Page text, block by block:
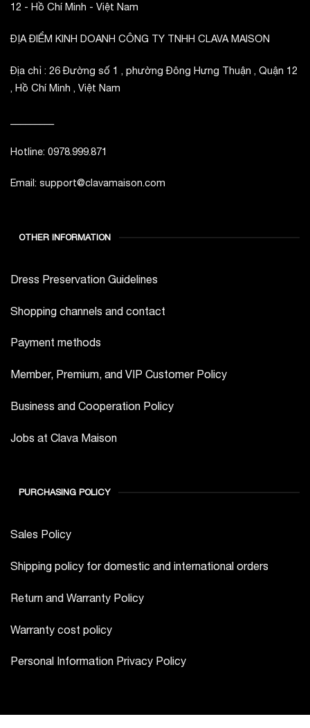
12 - Hồ Chí Minh - Việt Nam
ĐỊA ĐIỂM KINH DOANH CÔNG TY TNHH CLAVA MAISON
Địa chỉ : 26 Đường số 1 , phường Đông Hưng Thuận , Quận 12
, Hồ Chí Minh , Việt Nam
Hotline: 0978.999.871
Email: support@clavamaison.com
OTHER INFORMATION
Dress Preservation Guidelines
Shopping channels and contact
Payment methods
Member, Premium, and VIP Customer Policy
Business and Cooperation Policy
Jobs at Clava Maison
PURCHASING POLICY
Sales Policy
Shipping policy for domestic and international orders
Return and Warranty Policy
Warranty cost policy
Personal Information Privacy Policy